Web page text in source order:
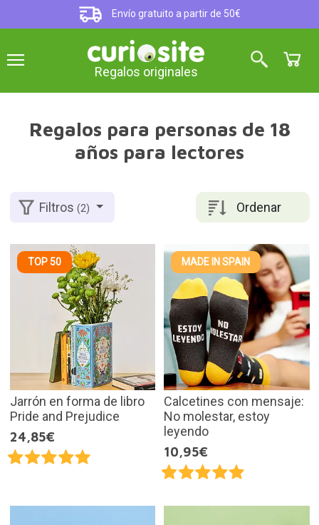
Envío gratuito a partir de 50€
Regalos originales
Regalos para personas de 18
años para lectores
Ordenar
Filtros(2)
TOP 50
Jarrón en forma de libro
Pride and Prejudice
24,85€
MADE IN SPAIN
Calcetines con mensaje:
No molestar, estoy
leyendo
10,95€